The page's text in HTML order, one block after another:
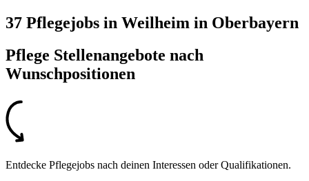
37 Pflegejobs in Weilheim in Oberbayern
Pflege Stellenangebote nach
Wunschpositionen
Entdecke Pflegejobs nach deinen Interessen oder Qualifikationen.